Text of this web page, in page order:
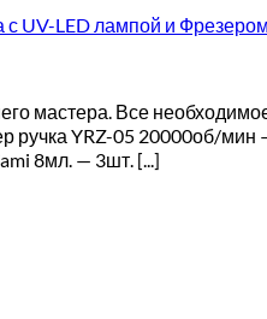
UV-LED лампой и
Все
YRZ-05 20000об/
8мл. — 3шт. [...]